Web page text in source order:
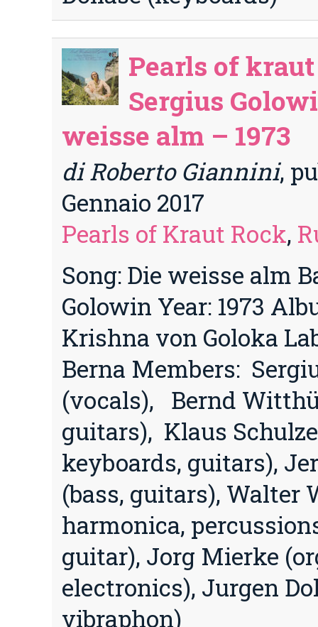
Pearls of
Sergius
weisse alm – 1973
di Roberto Giannini,
Gennaio 2017
Pearls of Kraut Rock,
Song: Die weisse alm
Golowin Year: 1973
Krishna von Goloka
Berna Members:
(vocals), Bernd
guitars), Klaus
keyboards, guitars),
(bass, guitars), Walter
harmonica,
guitar), Jorg Mierke
electronics), Jurgen
vibraphon)